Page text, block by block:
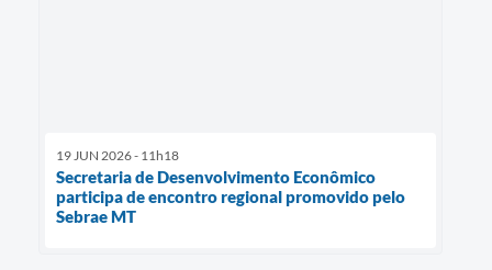
19 JUN 2026 - 11h18
Secretaria de Desenvolvimento Econômico
participa de encontro regional promovido pelo
Sebrae MT